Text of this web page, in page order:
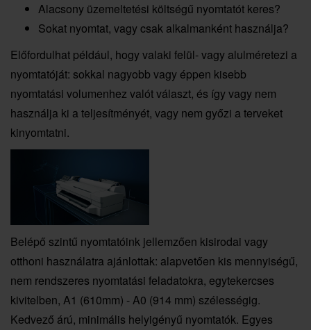
Alacsony üzemeltetési költségű nyomtatót keres?
Sokat nyomtat, vagy csak alkalmanként használja?
Előfordulhat például, hogy valaki felül- vagy alulméretezi a
nyomtatóját: sokkal nagyobb vagy éppen kisebb
nyomtatási volumenhez valót választ, és így vagy nem
használja ki a teljesítményét, vagy nem győzi a terveket
kinyomtatni.
Belépő szintű nyomtatóink jellemzően kisirodai vagy
otthoni használatra ajánlottak: alapvetően kis mennyiségű,
nem rendszeres nyomtatási feladatokra, egytekercses
kivitelben, A1 (610mm) - A0 (914 mm) szélességig.
Kedvező árú, minimális helyigényű nyomtatók. Egyes